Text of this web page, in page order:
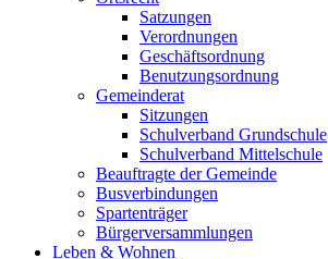
Satzungen
Verordnungen
Geschäftsordnung
Benutzungsordnung
Gemeinderat
Sitzungen
Schulverband Grundschule
Schulverband Mittelschule
Beauftragte der Gemeinde
Busverbindungen
Spartenträger
Bürgerversammlungen
Leben & Wohnen